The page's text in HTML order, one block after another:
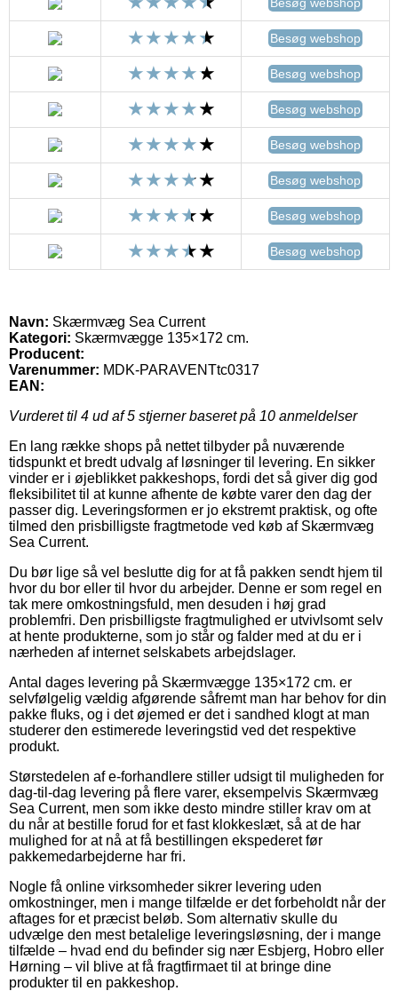
Besøg webshop
Besøg webshop
Besøg webshop
Besøg webshop
Besøg webshop
Besøg webshop
Besøg webshop
Navn: Skærmvæg Sea Current
Kategori: Skærmvægge 135×172 cm.
Producent:
Varenummer: MDK-PARAVENTtc0317
EAN:
Vurderet til 4 ud af 5 stjerner baseret på 10 anmeldelser
En lang række shops på nettet tilbyder på nuværende
tidspunkt et bredt udvalg af løsninger til levering. En sikker
vinder er i øjeblikket pakkeshops, fordi det så giver dig god
fleksibilitet til at kunne afhente de købte varer den dag der
passer dig. Leveringsformen er jo ekstremt praktisk, og ofte
tilmed den prisbilligste fragtmetode ved køb af Skærmvæg
Sea Current.
Du bør lige så vel beslutte dig for at få pakken sendt hjem til
hvor du bor eller til hvor du arbejder. Denne er som regel en
tak mere omkostningsfuld, men desuden i høj grad
problemfri. Den prisbilligste fragtmulighed er utvivlsomt selv
at hente produkterne, som jo står og falder med at du er i
nærheden af internet selskabets arbejdslager.
Antal dages levering på Skærmvægge 135×172 cm. er
selvfølgelig vældig afgørende såfremt man har behov for din
pakke fluks, og i det øjemed er det i sandhed klogt at man
studerer den estimerede leveringstid ved det respektive
produkt.
Størstedelen af e-forhandlere stiller udsigt til muligheden for
dag-til-dag levering på flere varer, eksempelvis Skærmvæg
Sea Current, men som ikke desto mindre stiller krav om at
du når at bestille forud for et fast klokkeslæt, så at de har
mulighed for at nå at få bestillingen ekspederet før
pakkemedarbejderne har fri.
Nogle få online virksomheder sikrer levering uden
omkostninger, men i mange tilfælde er det forbeholdt når der
aftages for et præcist beløb. Som alternativ skulle du
udvælge den mest betalelige leveringsløsning, der i mange
tilfælde – hvad end du befinder sig nær Esbjerg, Hobro eller
Hørning – vil blive at få fragtfirmaet til at bringe dine
produkter til en pakkeshop.